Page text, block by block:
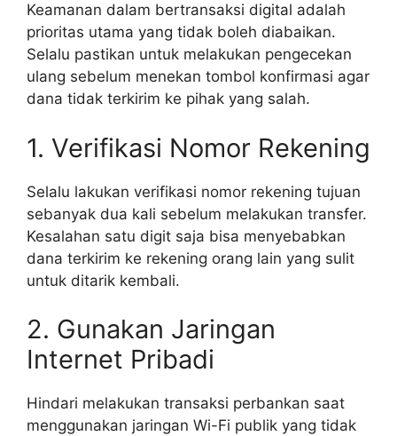
Keamanan dalam bertransaksi digital adalah
prioritas utama yang tidak boleh diabaikan.
Selalu pastikan untuk melakukan pengecekan
ulang sebelum menekan tombol konfirmasi agar
dana tidak terkirim ke pihak yang salah.
1. Verifikasi Nomor Rekening
Selalu lakukan verifikasi nomor rekening tujuan
sebanyak dua kali sebelum melakukan transfer.
Kesalahan satu digit saja bisa menyebabkan
dana terkirim ke rekening orang lain yang sulit
untuk ditarik kembali.
2. Gunakan Jaringan
Internet Pribadi
Hindari melakukan transaksi perbankan saat
menggunakan jaringan Wi-Fi publik yang tidak